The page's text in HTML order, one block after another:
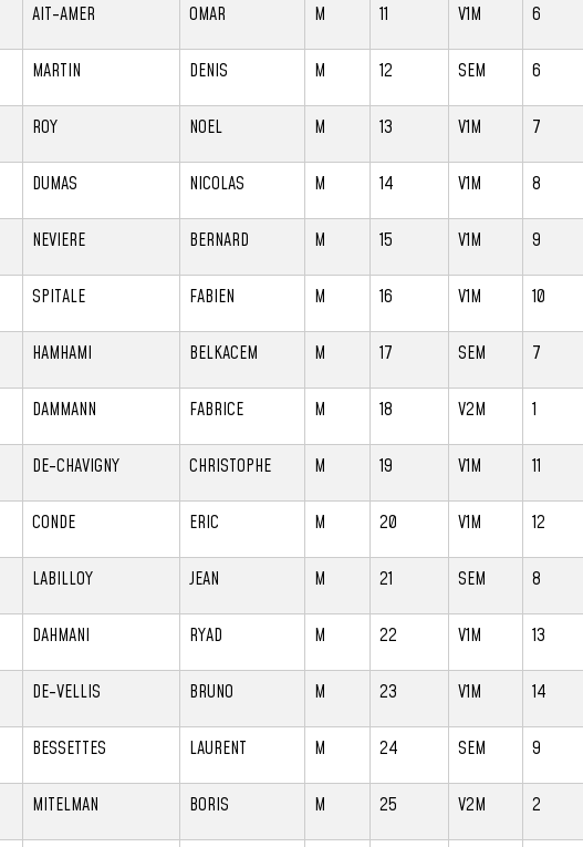
AIT-AMER OMAR M 11 V1M 6
MARTIN DENIS M 12 SEM 6
ROY NOEL M 13 V1M 7
DUMAS NICOLAS M 14 V1M 8
NEVIERE BERNARD M 15 V1M 9
SPITALE FABIEN M 16 V1M 10
HAMHAMI BELKACEM M 17 SEM 7
DAMMANN FABRICE M 18 V2M 1
DE-CHAVIGNY CHRISTOPHE M 19 V1M 11
CONDE ERIC M 20 V1M 12
LABILLOY JEAN M 21 SEM 8
DAHMANI RYAD M 22 V1M 13
DE-VELLIS BRUNO M 23 V1M 14
BESSETTES LAURENT M 24 SEM 9
MITELMAN BORIS M 25 V2M 2